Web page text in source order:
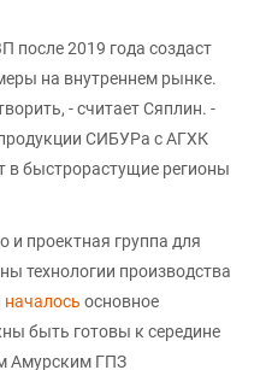
после 2019 года создаст
на внутреннем рынке.
- считает Сяплин. -
СИБУРа с АГХК
в быстрорастущие регионы
и проектная группа для
технологии производства
началось основное
быть готовы к середине
Амурским ГПЗ